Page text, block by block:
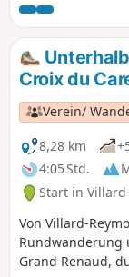
Belledonne, die
die Écrins. Die
malerischen Dorf
Sie über eine
zwanzig Kehren)
erreichen. Sie
Unterholzes,
dann den Col de
steiler Aufstieg
Gipfel des
einen
bis 4000 m hohe
Croix du
Verein/
8,28 km
4:05 Std.
Start in
Von Villard-
Rundwanderung
Grand Renaud,